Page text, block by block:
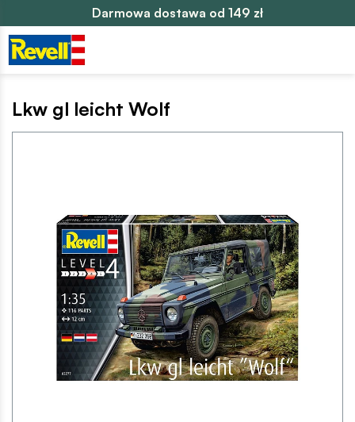
Darmowa dostawa od 149 zł
Lkw gl leicht Wolf